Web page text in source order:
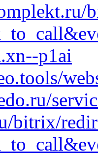
p1ai
bitrix/